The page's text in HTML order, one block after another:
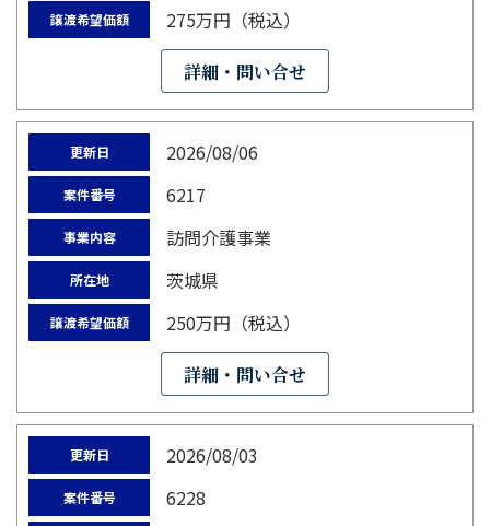
譲渡希望価額 275万円（税込）
詳細・問い合せ
更新日 2026/08/06
案件番号 6217
事業内容 訪問介護事業
所在地 茨城県
譲渡希望価額 250万円（税込）
詳細・問い合せ
更新日 2026/08/03
案件番号 6228